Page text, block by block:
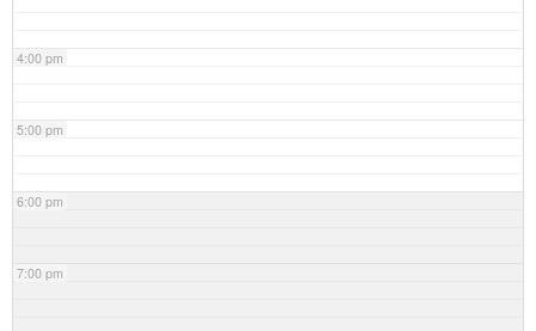
4:00 pm
5:00 pm
6:00 pm
7:00 pm